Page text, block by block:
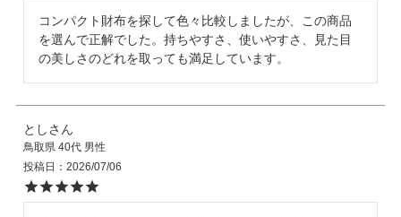
定商取引法に基づく表示
問い合わせ
コンパクト財布を探して色々比較しましたが、この商品
を選んで正解でした。持ちやすさ、使いやすさ、見た目
の美しさのどれを取っても満足しています。
とし
鳥取県 40代 男性
投稿日
2026/07/06